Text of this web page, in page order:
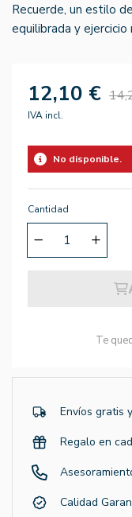
Recuerde, un estilo
equilibrada y ejercicio
12,10 €
IVA incl.
No disponible.
Cantidad
Te
Envíos gratis
Regalo en
Calidad